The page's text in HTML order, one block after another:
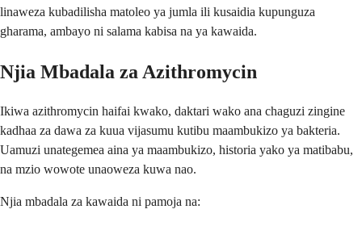
linaweza kubadilisha matoleo ya jumla ili kusaidia kupunguza
gharama, ambayo ni salama kabisa na ya kawaida.
Njia Mbadala za Azithromycin
Ikiwa azithromycin haifai kwako, daktari wako ana chaguzi zingine
kadhaa za dawa za kuua vijasumu kutibu maambukizo ya bakteria.
Uamuzi unategemea aina ya maambukizo, historia yako ya matibabu,
na mzio wowote unaoweza kuwa nao.
Njia mbadala za kawaida ni pamoja na: